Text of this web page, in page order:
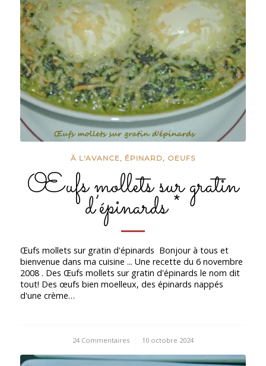
À L'AVANCE, ÉPINARD, OEUFS
Œufs mollets sur gratin
d’épinards *
Œufs mollets sur gratin d'épinards Bonjour à tous et
bienvenue dans ma cuisine ... Une recette du 6 novembre
2008 . Des Œufs mollets sur gratin d'épinards le nom dit
tout! Des œufs bien moelleux, des épinards nappés
d'une crème…
24 Commentaires
/ 10 octobre 2024